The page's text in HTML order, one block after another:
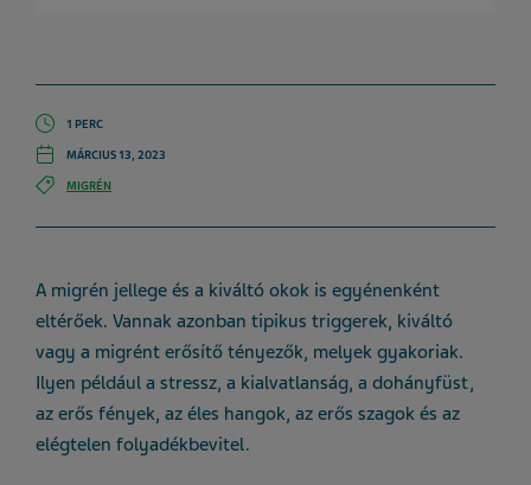
1 PERC
MÁRCIUS 13, 2023
MIGRÉN
A migrén jellege és a kiváltó okok is egyénenként
eltérőek. Vannak azonban tipikus triggerek, kiváltó
vagy a migrént erősítő tényezők, melyek gyakoriak.
Ilyen például a stressz, a kialvatlanság, a dohányfüst,
az erős fények, az éles hangok, az erős szagok és az
elégtelen folyadékbevitel.